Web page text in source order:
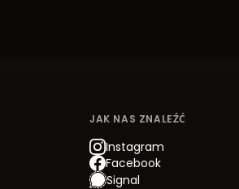
JAK NAS ZNALEŹĆ
Instagram
Facebook
Signal